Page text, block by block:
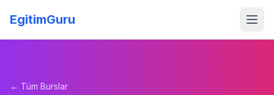
EgitimGuru
← Tüm Burslar